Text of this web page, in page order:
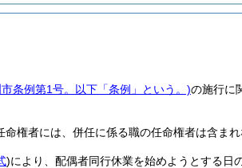
条例第1号。以下「条例」という。)の施行に
命権者には、併任に係る職の任命権者は含まれ
)により、配偶者同行休業を始めようとする日